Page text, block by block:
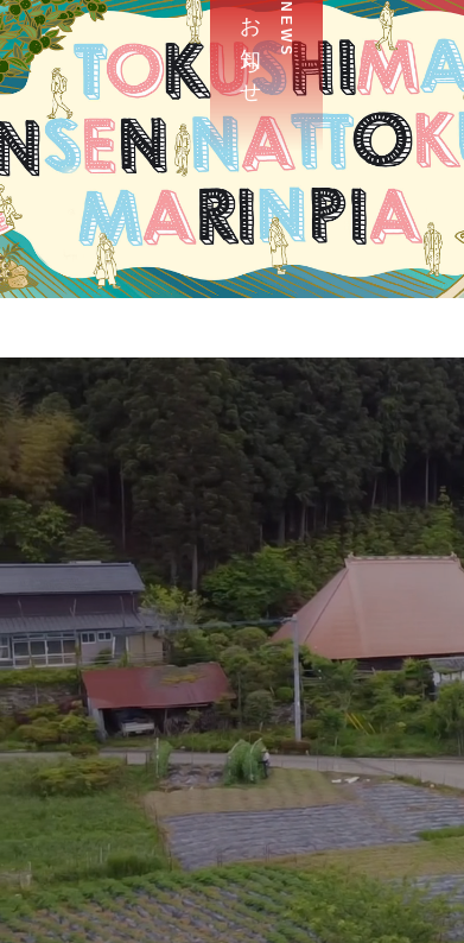
N E W S
お 知 ら せ